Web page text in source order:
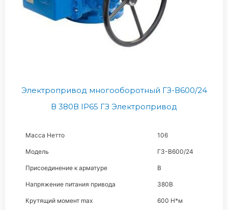
Электропривод многооборотный ГЗ-В600/24
В 380В IP65 ГЗ Электропривод
Масса Нетто 106
Модель ГЗ-В600/24
Присоединение к арматуре В
Напряжение питания привода 380В
Крутящий момент max 600 Н*м